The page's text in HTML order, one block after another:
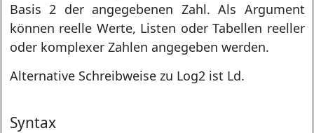
Basis 2 der angegebenen Zahl. Als Argument
können reelle Werte, Listen oder Tabellen reeller
oder komplexer Zahlen angegeben werden.
Alternative Schreibweise zu Log2 ist Ld.
Syntax